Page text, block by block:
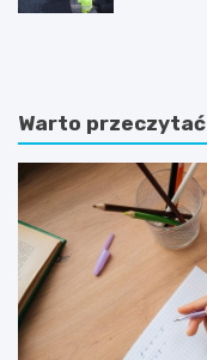
K
k
:
B
a
ś
n
i
o
w
y
P
j
f
a
s
c
y
n
u
j
ą
Warto przeczytać